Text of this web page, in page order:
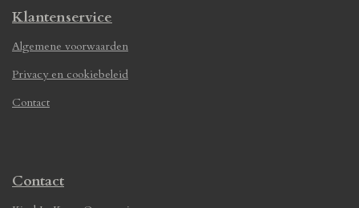
Klantenservice
Algemene voorwaarden
Privacy en cookiebeleid
Contact
Contact